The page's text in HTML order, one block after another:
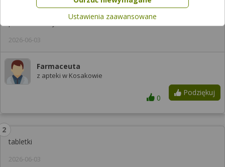
prosze iśĆ z tym do lekarza
2026-06-03
Farmaceuta
z apteki w Kosakowie
Podziękuj
0
tabletki
2026-06-03
zgodę na przetwarzanie Twoich danych tylko w niektórych
celach. Jeżeli chcesz dowiedzieć się więcej lub chcesz
przeprowadzić konfigurację szczegółową, to możesz tego
dokonać za pomocą „Ustawień zaawansowanych”.
Więcej informacji na temat wykorzystywania narzędzi
zewnętrznych w naszym serwisie znajdziesz w
Serwisu.
Ustawienia zaawansowane